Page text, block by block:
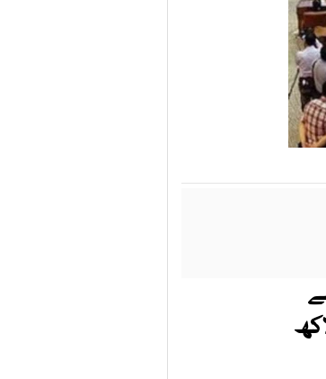
ملے ہیں، اس کے ایک اکاؤنٹ سے 90 لاکھ